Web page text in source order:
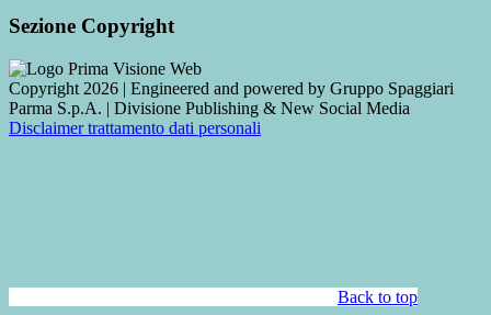
Sezione Copyright
Copyright 2026 | Engineered and powered by Gruppo Spaggiari
Parma S.p.A. | Divisione Publishing & New Social Media
Disclaimer trattamento dati personali
Back to top